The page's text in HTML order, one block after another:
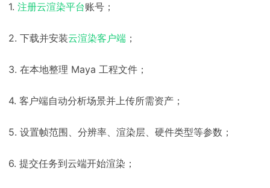
1. 注册云渲染平台账号；
2. 下载并安装云渲染客户端 ；
3. 在本地整理 Maya 工程文件；
4. 客户端自动分析场景并上传所需资产；
5. 设置帧范围、分辨率、渲染层、硬件类型等参数；
6. 提交任务到云端开始渲染；